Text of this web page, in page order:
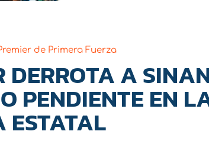
de Primera Fuerza
DERROTA A
PENDIENTE EN
ESTATAL